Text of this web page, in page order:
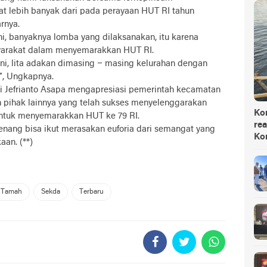
lebih banyak dari pada perayaan HUT RI tahun
banyaknya lomba yang dilaksanakan, itu karena
dalam menyemarakkan HUT RI.
lita adakan dimasing – masing kelurahan dengan
Ungkapnya.
Asapa mengapresiasi pemerintah kecamatan
lainnya yang telah sukses menyelenggarakan
menyemarakkan HUT ke 79 RI.
bisa ikut merasakan euforia dari semangat yang
(**)
Sekda Terbaru